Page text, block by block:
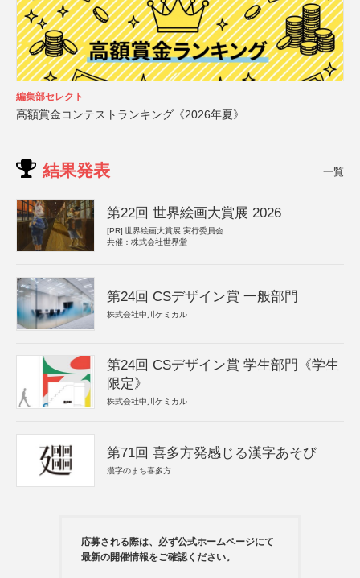
編集部セレクト
高額賞金コンテストランキング《2026年夏》
結果発表 一覧
第22回 世界絵画大賞展 2026
[PR] 世界絵画大賞展 実行委員会
共催：株式会社世界堂
第24回 CSデザイン賞 一般部門
株式会社中川ケミカル
第24回 CSデザイン賞 学生部門《学生
限定》
株式会社中川ケミカル
第71回 喜多方発感じる漢字あそび
漢字のまち喜多方
応募される際は、必ず公式ホームページにて
最新の開催情報をご確認ください。